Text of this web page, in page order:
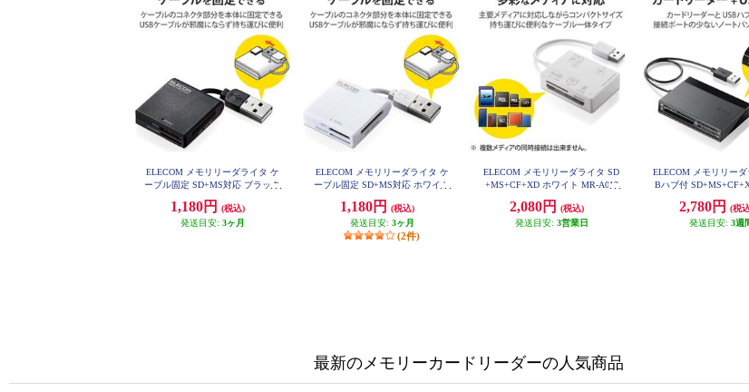
ELECOM メモリリーダライタ ケ
ーブル固定 SD+MS対応 ブラック
1,180円
(税込)
発送目安: 3ヶ月
ELECOM メモリリーダライタ ケ
ーブル固定 SD+MS対応 ホワイト
1,180円
(税込)
発送目安: 3ヶ月
(2件)
ELECOM メモリリーダライタ SD
+MS+CF+XD ホワイト MR-A012
2,080円
(税込)
発送目安: 3営業日
ELECOM メモリリーダ
Bハブ付
2,780円
(税
発送目安: 3週
最新のメモリーカードリーダーの人気商品